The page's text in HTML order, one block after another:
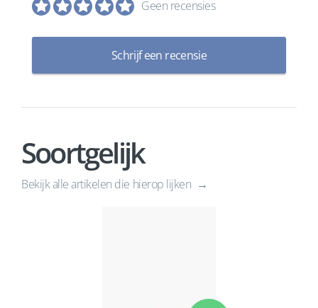
Geen recensies
Schrijf een recensie
Soortgelijk
Bekijk alle artikelen die hierop lijken